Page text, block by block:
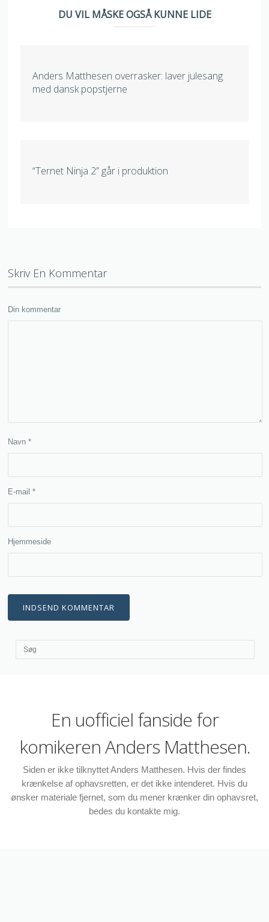
DU VIL MÅSKE OGSÅ KUNNE LIDE
Anders Matthesen overrasker: laver julesang
med dansk popstjerne
“Ternet Ninja 2” går i produktion
Skriv En Kommentar
Din kommentar
Navn*
E-mail*
Hjemmeside
En uofficiel fanside for
komikeren Anders Matthesen.
Siden er ikke tilknyttet Anders Matthesen. Hvis der findes
krænkelse af ophavsretten, er det ikke intenderet. Hvis du
ønsker materiale fjernet, som du mener krænker din ophavsret,
bedes du kontakte mig.